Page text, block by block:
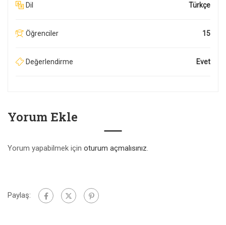
Dil Türkçe
Öğrenciler 15
Değerlendirme Evet
Yorum Ekle
Yorum yapabilmek için oturum açmalısınız.
Paylaş: